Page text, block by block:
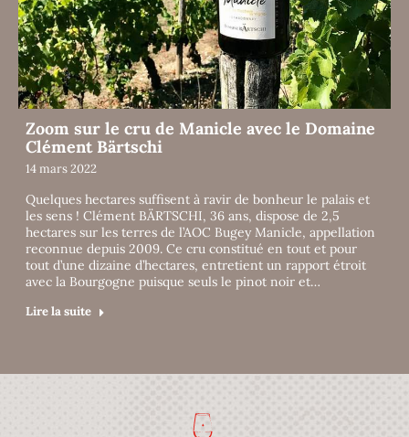
Zoom sur le cru de Manicle avec le Domaine
Clément Bärtschi
14 mars 2022
Quelques hectares suffisent à ravir de bonheur le palais et
les sens ! Clément BÄRTSCHI, 36 ans, dispose de 2,5
hectares sur les terres de l’AOC Bugey Manicle, appellation
reconnue depuis 2009. Ce cru constitué en tout et pour
tout d’une dizaine d’hectares, entretient un rapport étroit
avec la Bourgogne puisque seuls le pinot noir et…
Lire la suite